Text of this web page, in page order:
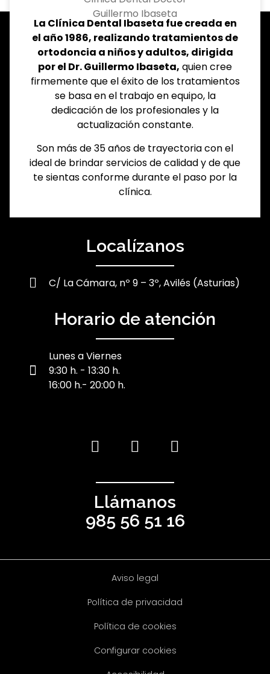
La Clínica Dental Ibaseta fue creada en
el año 1986, realizando tratamientos de
ortodoncia a niños y adultos, dirigida
por el Dr. Guillermo Ibaseta, quien cree
firmemente que el éxito de los tratamientos
se basa en el trabajo en equipo, la
dedicación de los profesionales y la
actualización constante.
Son más de 35 años de trayectoria con el
ideal de brindar servicios de calidad y de que
te sientas conforme durante el paso por la
clínica.
Localízanos
C/ La Cámara, nº 9 – 3º, Avilés (Asturias)
Horario de atención
Lunes a Viernes
9:30 h. - 13:30 h.
16:00 h.- 20:00 h.
Llámanos
985 56 51 16
Aviso legal
Política de privacidad
Política de cookies
Configurar cookies